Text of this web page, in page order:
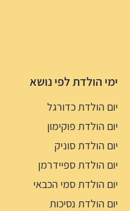
ימי הולדת לפי נושא
יום הולדת כדורגל
יום הולדת פוקימון
יום הולדת סוניק
יום הולדת ספיידרמן
יום הולדת סמי הכבאי
יום הולדת נסיכות